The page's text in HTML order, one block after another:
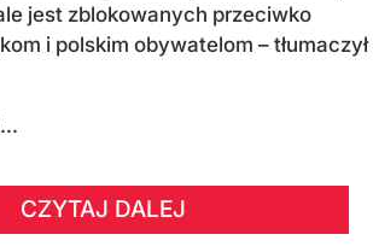
jest zblokowanych przeciwko
i polskim obywatelom – tłumaczył
CZYTAJ DALEJ